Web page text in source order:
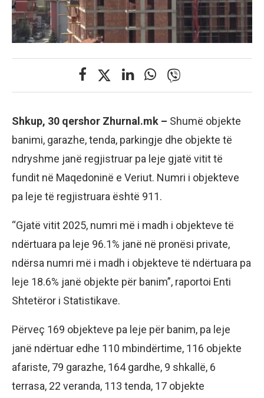
Shkup, 30 qershor Zhurnal.mk – Shumë objekte
banimi, garazhe, tenda, parkingje dhe objekte të
ndryshme janë regjistruar pa leje gjatë vitit të
fundit në Maqedoninë e Veriut. Numri i objekteve
pa leje të regjistruara është 911.
“Gjatë vitit 2025, numri më i madh i objekteve të
ndërtuara pa leje 96.1% janë në pronësi private,
ndërsa numri më i madh i objekteve të ndërtuara pa
leje 18.6% janë objekte për banim”, raportoi Enti
Shtetëror i Statistikave.
Përveç 169 objekteve pa leje për banim, pa leje
janë ndërtuar edhe 110 mbindërtime, 116 objekte
afariste, 79 garazhe, 164 gardhe, 9 shkallë, 6
terrasa, 22 veranda, 113 tenda, 17 objekte